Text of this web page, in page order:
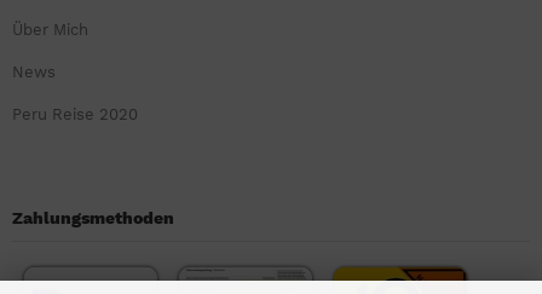
Über Mich
News
Peru Reise 2020
Zahlungsmethoden